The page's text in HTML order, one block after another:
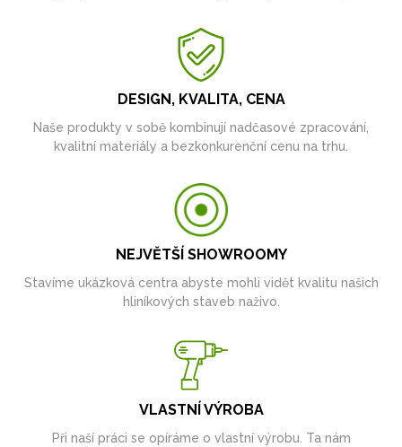
DESIGN, KVALITA, CENA
Naše produkty v sobě kombinují nadčasové zpracování,
kvalitní materiály a bezkonkurenční cenu na trhu.
NEJVĚTŠÍ SHOWROOMY
Stavíme ukázková centra abyste mohli vidět kvalitu našich
hliníkových staveb naživo.
VLASTNÍ VÝROBA
Při naší práci se opíráme o vlastní výrobu. Ta nám